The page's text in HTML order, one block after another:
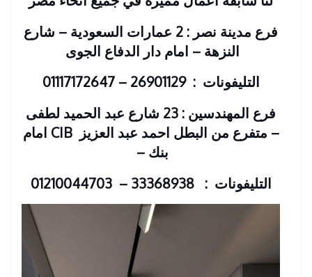
فرع مدينة نصر : 2 عمارات السعودية – شارع
النزهة – امام دار الدفاع الجوى
التليفونات : 26901129 – 01117172647
فرع المهندسين : 23 شارع عبد الحميد لطفى
– متفرع من البطل احمد عبد العزيز
CIB امام
بنك –
التليفونات : 33368938 – 01210044703